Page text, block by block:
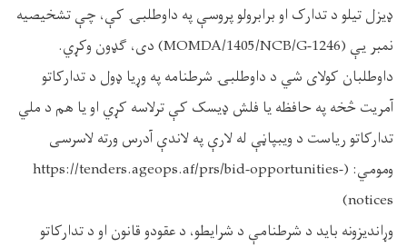
ډیزل تیلو د تدارک او برابرولو پروسې په داوطلبۍ کې، چې تشخیصیه
نمبر یې (MOMDA/1405/NCB/G-1246) دی، ګډون وکړي.
داوطلبان کولای شي د داوطلبۍ شرطنامه په وړیا ډول د تدارکاتو
آمریت څخه په حافظه یا فلش ډیسک کې ترلاسه کړي او یا هم د ملي
تدارکاتو ریاست د ویبپاڼې له لارې په لاندې آدرس ورته لاسرسی
ومومي: (https://tenders.ageops.af/prs/bid-opportunities-
notices)
وړاندیزونه باید د شرطنامې د شرایطو، د عقودو قانون او د تدارکاتو